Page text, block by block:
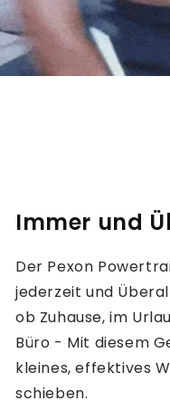
Immer und
Der Pexon
jederzeit und
ob Zuhause, im
Büro - Mit diesem
kleines, effektives
schieben.